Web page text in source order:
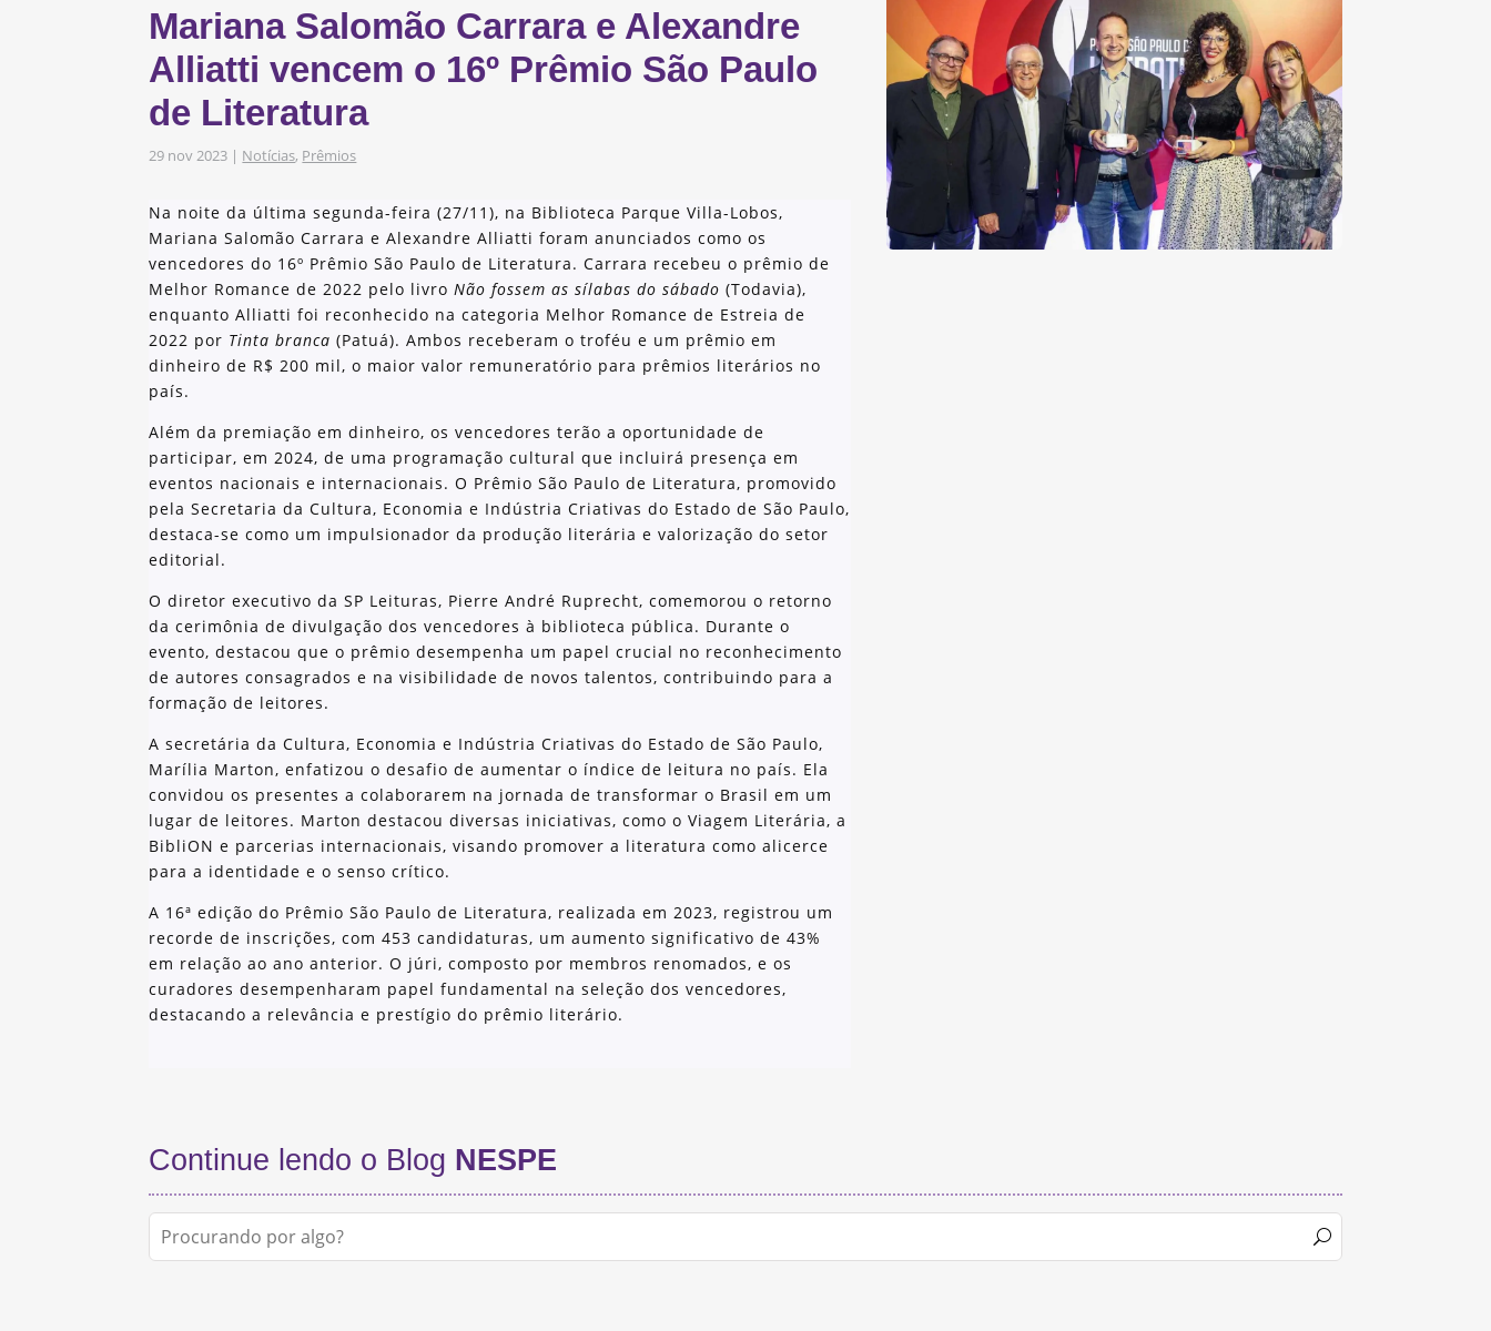
Mariana Salomão Carrara e Alexandre
Alliatti vencem o 16º Prêmio São Paulo
de Literatura
29 nov 2023 | Notícias, Prêmios
Na noite da última segunda-feira (27/11), na Biblioteca Parque Villa-Lobos,
Mariana Salomão Carrara e Alexandre Alliatti foram anunciados como os
vencedores do 16º Prêmio São Paulo de Literatura. Carrara recebeu o prêmio de
Melhor Romance de 2022 pelo livroNão fossem as sílabas do sábado (Todavia),
enquanto Alliatti foi reconhecido na categoria Melhor Romance de Estreia de
2022 por Tinta branca (Patuá). Ambos receberam o troféu e um prêmio em
dinheiro de R$ 200 mil, o maior valor remuneratório para prêmios literários no
país.
Além da premiação em dinheiro, os vencedores terão a oportunidade de
participar, em 2024, de uma programação cultural que incluirá presença em
eventos nacionais e internacionais. O Prêmio São Paulo de Literatura, promovido
pela Secretaria da Cultura, Economia e Indústria Criativas do Estado de São Paulo,
destaca-se como um impulsionador da produção literária e valorização do setor
editorial.
O diretor executivo da SP Leituras, Pierre André Ruprecht, comemorou o retorno
da cerimônia de divulgação dos vencedores à biblioteca pública. Durante o
evento, destacou que o prêmio desempenha um papel crucial no reconhecimento
de autores consagrados e na visibilidade de novos talentos, contribuindo para a
formação de leitores.
A secretária da Cultura, Economia e Indústria Criativas do Estado de São Paulo,
Marília Marton, enfatizou o desafio de aumentar o índice de leitura no país. Ela
convidou os presentes a colaborarem na jornada de transformar o Brasil em um
lugar de leitores. Marton destacou diversas iniciativas, como o Viagem Literária, a
BibliON e parcerias internacionais, visando promover a literatura como alicerce
para a identidade e o senso crítico.
A 16ª edição do Prêmio São Paulo de Literatura, realizada em 2023, registrou um
recorde de inscrições, com 453 candidaturas, um aumento significativo de 43%
em relação ao ano anterior. O júri, composto por membros renomados, e os
curadores desempenharam papel fundamental na seleção dos vencedores,
destacando a relevância e prestígio do prêmio literário.
Continue lendo o Blog NESPE